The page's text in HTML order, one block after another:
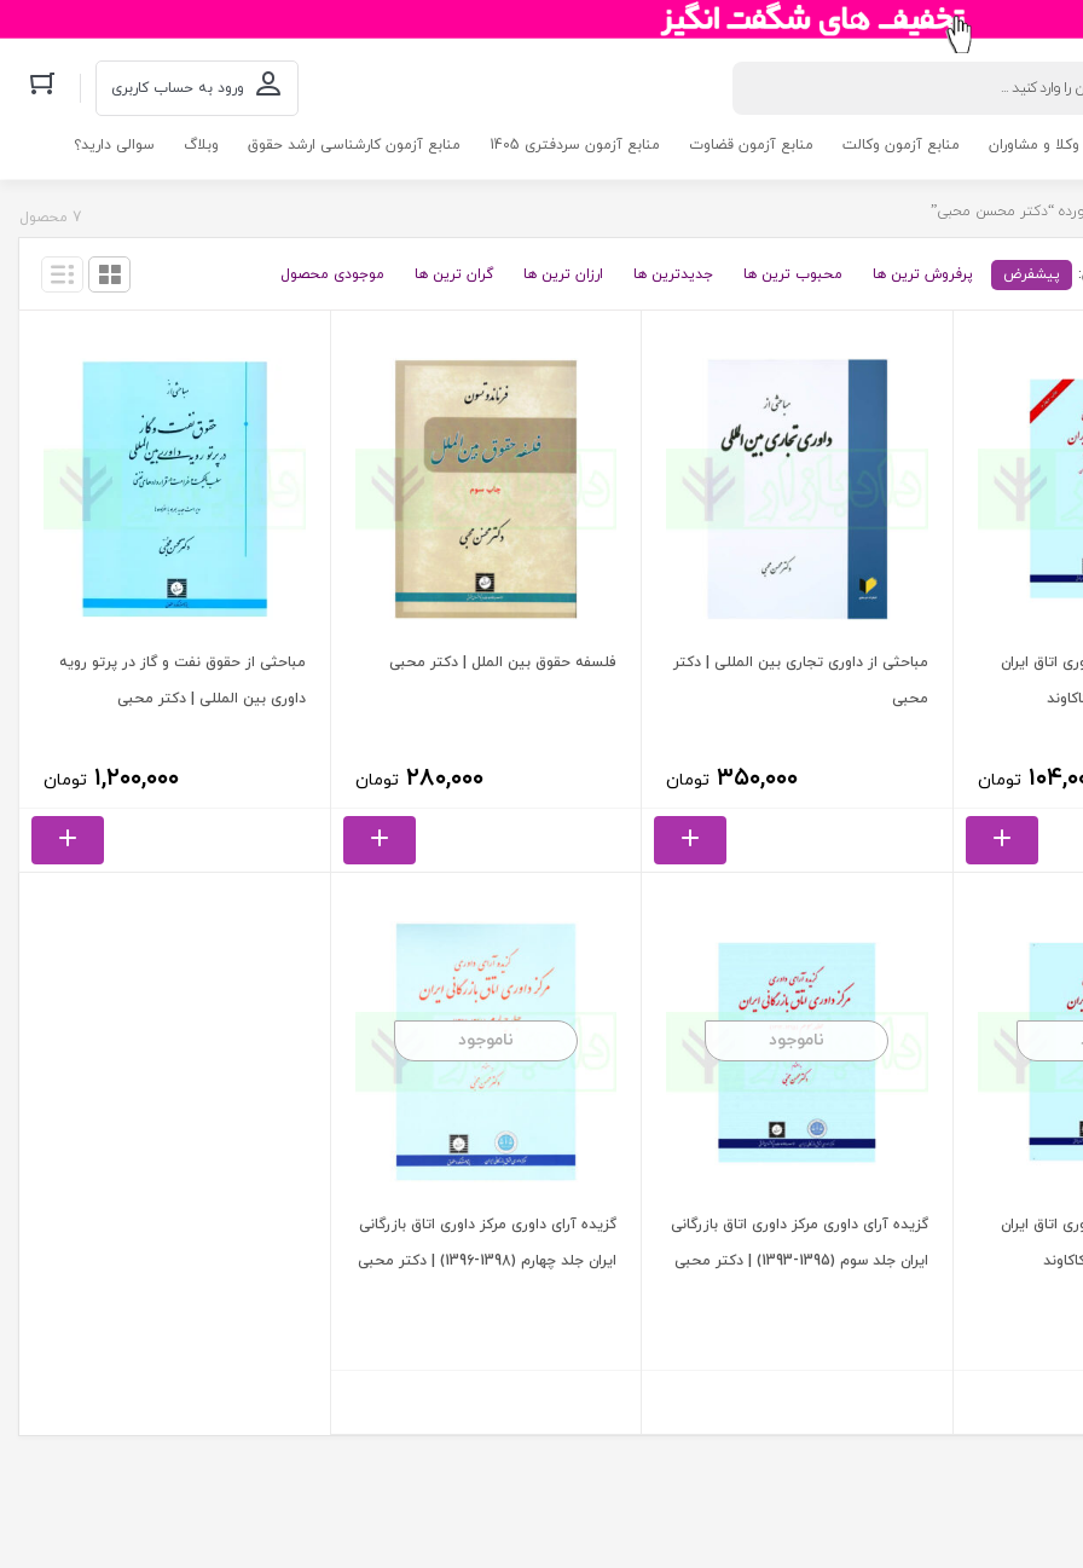
ورود به حساب کاربری
و مشاوران منابع آزمون وکالت منابع آزمون قضاوت منابع آزمون سردفتری 1405 منابع آزمون کارشناسی ارشد حقوق وبلاگ سوالی دارید؟
“دکتر محسن محبی” 7 محصول
پیشفرض پرفروش ترین ها محبوب ترین ها جدیدترین ها ارزان ترین ها گران ترین ها موجودی محصول
اتاق ایران
تومان
مباحثی از داوری تجاری بین المللی | دکتر
محبی
۳۵۰,۰۰۰ تومان
فلسفه حقوق بین الملل | دکتر محبی
۲۸۰,۰۰۰ تومان
مباحثی از حقوق نفت و گاز در پرتو رویه
داوری بین المللی | دکتر محبی
۱,۲۰۰,۰۰۰ تومان
اتاق ایران
ناموجود
گزیده آرای داوری مرکز داوری اتاق بازرگانی
ایران جلد سوم (1395-1393) | دکتر محبی
ناموجود
گزیده آرای داوری مرکز داوری اتاق بازرگانی
ایران جلد چهارم (1398-1396) | دکتر محبی